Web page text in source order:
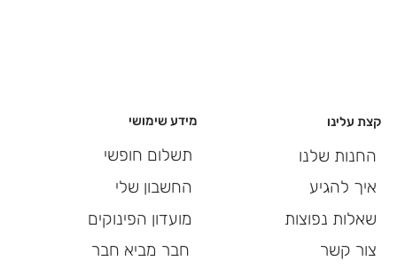
מידע שימושי
תשלום חופשי
החשבון שלי
מועדון הפינוקים
חבר מביא חבר
קצת עלינו
החנות שלנו
איך להגיע
שאלות נפוצות
צור קשר